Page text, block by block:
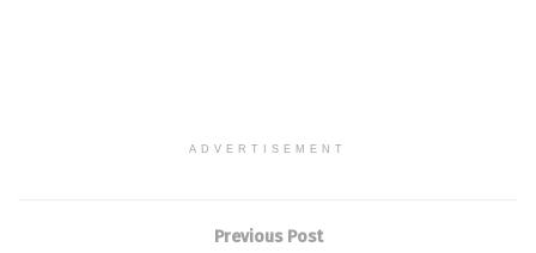
ADVERTISEMENT
Previous Post